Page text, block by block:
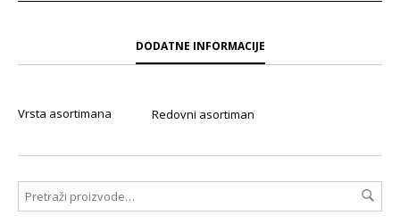
DODATNE INFORMACIJE
Vrsta asortimana Redovni asortiman